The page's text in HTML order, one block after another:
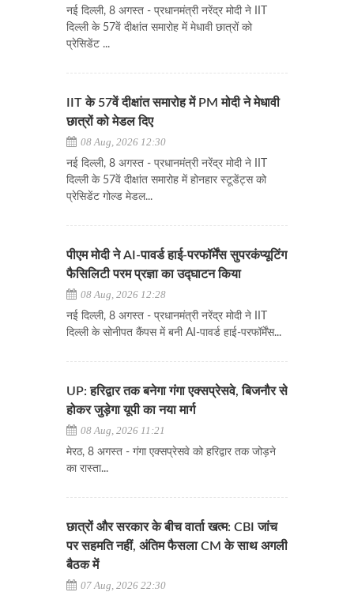
नई दिल्ली, 8 अगस्त - प्रधानमंत्री नरेंद्र मोदी ने IIT
दिल्ली के 57वें दीक्षांत समारोह में मेधावी छात्रों को
प्रेसिडेंट ...
IIT के 57वें दीक्षांत समारोह में PM मोदी ने मेधावी
छात्रों को मेडल दिए
08 Aug, 2026 12:30
नई दिल्ली, 8 अगस्त - प्रधानमंत्री नरेंद्र मोदी ने IIT
दिल्ली के 57वें दीक्षांत समारोह में होनहार स्टूडेंट्स को
प्रेसिडेंट गोल्ड मेडल...
पीएम मोदी ने AI-पावर्ड हाई-परफॉर्मेंस सुपरकंप्यूटिंग
फैसिलिटी परम प्रज्ञा का उद्घाटन किया
08 Aug, 2026 12:28
नई दिल्ली, 8 अगस्त - प्रधानमंत्री नरेंद्र मोदी ने IIT
दिल्ली के सोनीपत कैंपस में बनी AI-पावर्ड हाई-परफॉर्मेंस...
UP: हरिद्वार तक बनेगा गंगा एक्सप्रेसवे, बिजनौर से
होकर जुड़ेगा यूपी का नया मार्ग
08 Aug, 2026 11:21
मेरठ, 8 अगस्त - गंगा एक्सप्रेसवे को हरिद्वार तक जोड़ने
का रास्ता...
छात्रों और सरकार के बीच वार्ता खत्म: CBI जांच
पर सहमति नहीं, अंतिम फैसला CM के साथ अगली
बैठक में
07 Aug, 2026 22:30